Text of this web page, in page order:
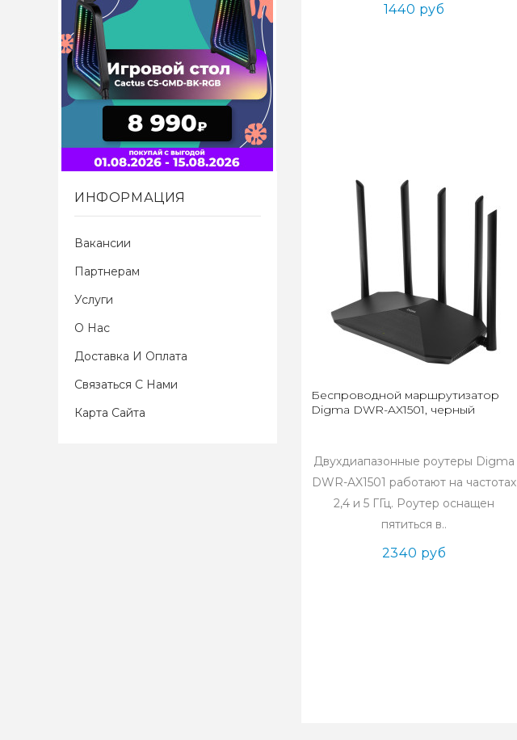
ИНФОРМАЦИЯ
Вакансии
Партнерам
Услуги
О Нас
Доставка И Оплата
Связаться С Нами
Карта Сайта
1440 руб
Беспроводной маршрутизатор
Digma DWR-AX1501, черный
Двухдиапазонные роутеры Digma
DWR-AX1501 работают на частотах
2,4 и 5 ГГц. Роутер оснащен
пятиться в..
2340 руб